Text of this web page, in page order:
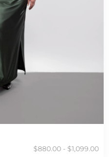
$880.00 - $1,099.00